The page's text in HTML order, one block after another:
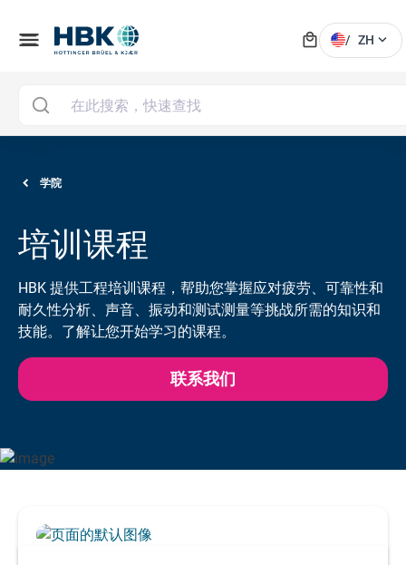
menu local_mall / ZH expand_more
学院
培训课程
HBK 提供工程培训课程，帮助您掌握应对疲劳、可靠性和
耐久性分析、声音、振动和测试测量等挑战所需的知识和
技能。了解让您开始学习的课程。
联系我们